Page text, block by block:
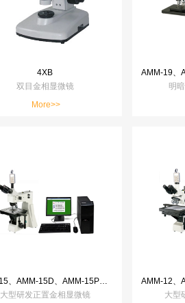
4XB
双目金相显微镜
More>>
明
AMM-15、AMM-15D、AMM-15P、AMM-15T、AMM-15ST
大型研发正置金相显微镜
大型